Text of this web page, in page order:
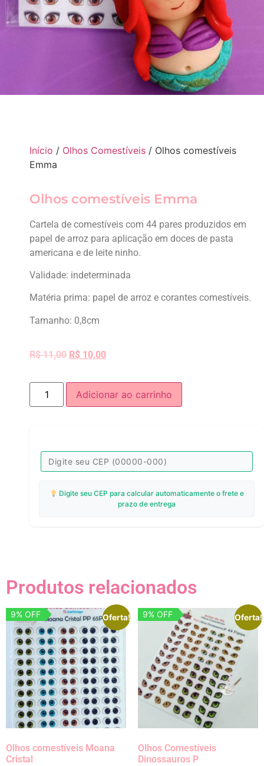
Início / Olhos Comestíveis / Olhos comestíveis
Emma
Olhos comestíveis Emma
Cartela de comestíveis com 44 pares produzidos em
papel de arroz para aplicação em doces de pasta
americana e de leite ninho.
Validade: indeterminada
Matéria prima: papel de arroz e corantes comestíveis.
Tamanho: 0,8cm
R$11,00 R$ 10,00
Adicionar ao carrinho
Digite seu CEP para calcular automaticamente o frete e
prazo de entrega
Produtos relacionados
Oferta!
9% OFF
Olhos comestíveis Moana
Cristal
Oferta!
9% OFF
Olhos Comestíveis
Dinossauros P